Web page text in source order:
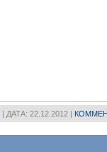
| ДАТА: 22.12.2012 |